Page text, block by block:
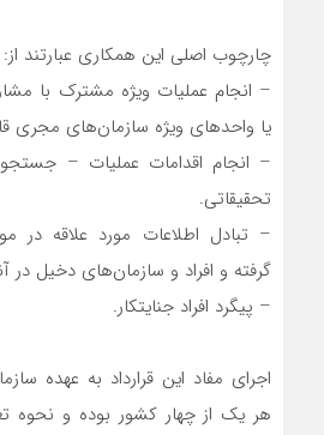
چارچوب اصلی این همکاری عبارتند از:
– انجام عملیات ویژه مشترک با
یا واحدهای ویژه سازمان‌های مجری
– انجام اقدامات عملیات –
تحقیقاتی.
– تبادل اطلاعات مورد علاقه در
گرفته و افراد و سازمان‌های دخیل در
– پیگرد افراد جنایتکار.
اجرای مفاد این قرارداد به عهده
هر یک از چهار کشور بوده و نحوه